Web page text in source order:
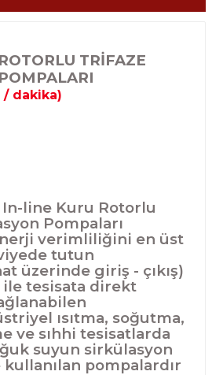
TRİFAZE
/ dakika)
In-line Kuru Rotorlu
Pompaları
verimliliğini en üst
tutun
üzerinde giriş - çıkış)
ile tesisata direkt
ısıtma, soğutma,
ve sıhhi tesisatlarda
suyun sirkülasyon
pompalardır